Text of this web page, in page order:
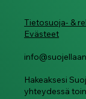
Tietosuoja- &
Evästeet
Hakeaksesi
yhteydessä